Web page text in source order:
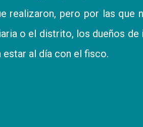
realizaron, pero por las que
o el distrito, los dueños de
al día con el fisco.